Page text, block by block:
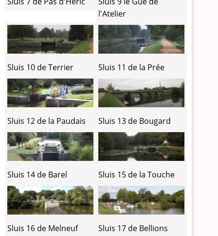
l'Atelier
Sluis 10 de Terrier Sluis 11 de la Prée
Sluis 12 de la Paudais Sluis 13 de Bougard
Sluis 14 de Barel Sluis 15 de la Touche
Sluis 16 de Melneuf Sluis 17 de Bellions